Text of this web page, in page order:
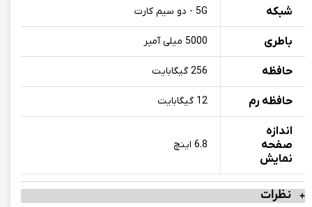
شبکه 5G - دو سیم کارت
باطری 5000 میلی آمپر
حافظه 256 گیگابایت
حافظه رم 12 گیگابایت
اندازه
صفحه
نمایش
6.8 اینچ
نظرات